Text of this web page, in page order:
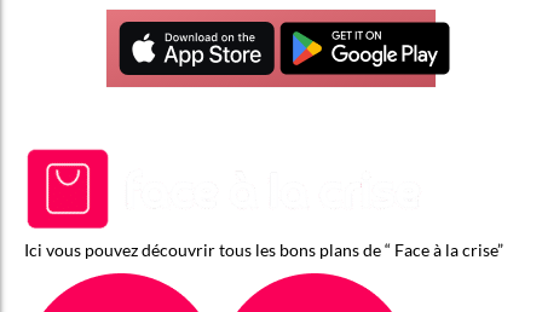
Ici vous pouvez découvrir tous les bons plans de “ Face à la crise”